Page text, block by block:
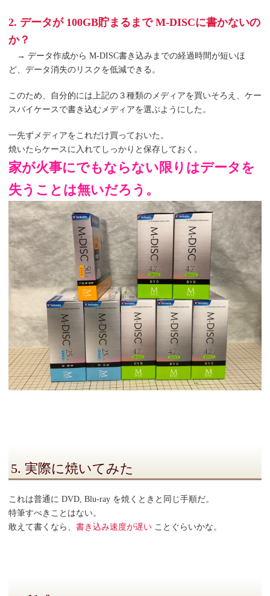
2. データが 100GB貯まるまで M-DISCに書かないの
か？
→ データ作成から M-DISC書き込みまでの経過時間が短いほ
ど、データ消失のリスクを低減できる。
このため、自分的には上記の３種類のメディアを買いそろえ、ケー
スバイケースで書き込むメディアを選ぶようにした。
一先ずメディアをこれだけ買っておいた。
焼いたらケースに入れてしっかりと保存しておく。
家が火事にでもならない限りはデータを
失うことは無いだろう。
5. 実際に焼いてみた
これは普通に DVD, Blu-ray を焼くときと同じ手順だ。
特筆すべきことはない。
敢えて書くなら、 書き込み速度が遅い ことぐらいかな。